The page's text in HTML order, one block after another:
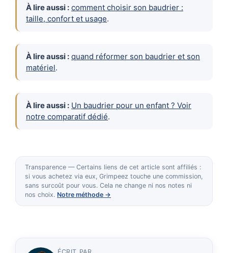
À lire aussi : comment choisir son baudrier :
taille, confort et usage.
À lire aussi : quand réformer son baudrier et son
matériel.
À lire aussi : Un baudrier pour un enfant ? Voir
notre comparatif dédié.
Transparence — Certains liens de cet article sont affiliés :
si vous achetez via eux, Grimpeez touche une commission,
sans surcoût pour vous. Cela ne change ni nos notes ni
nos choix. Notre méthode →